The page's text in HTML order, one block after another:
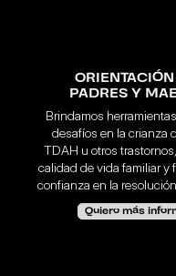
PADRES Y
Brindamos
desafíos en la crianza
TDAH u otros
calidad de vida familiar y
confianza en la
Quiero más